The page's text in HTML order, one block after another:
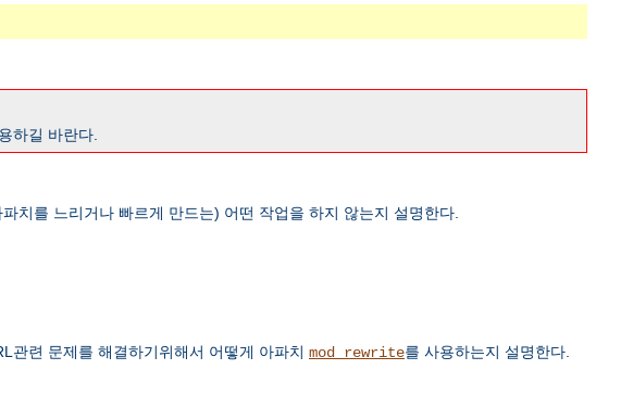
하길 바란다.
치를 느리거나 빠르게 만드는) 어떤 작업을 하지 않는지 설명한다.
관련 문제를 해결하기위해서 어떻게 아파치 mod_rewrite를 사용하는지 설명한다.